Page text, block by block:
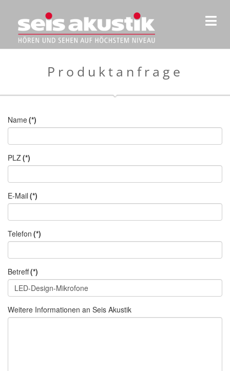
Produktanfrage
Name(*)
PLZ(*)
E-Mail (*)
Telefon (*)
Betreff(*)
Weitere Informationen an Seis Akustik